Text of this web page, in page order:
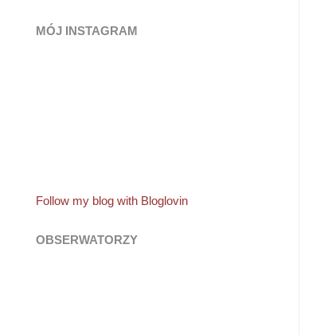
MÓJ INSTAGRAM
Follow my blog with Bloglovin
OBSERWATORZY